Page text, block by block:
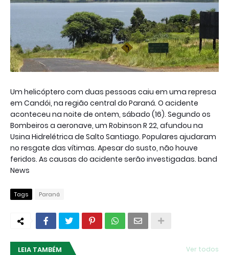
Um helicóptero com duas pessoas caiu em uma represa
em Candói, na região central do Paraná. O acidente
aconteceu na noite de ontem, sábado (16). Segundo os
Bombeiros a aeronave, um Robinson R 22, afundou na
Usina Hidrelétrica de Salto Santiago. Populares ajudaram
no resgate das vítimas. Apesar do susto, não houve
feridos. As causas do acidente serão investigadas. band
News
Tags Paraná
LEIA TAMBÉM Ver todos